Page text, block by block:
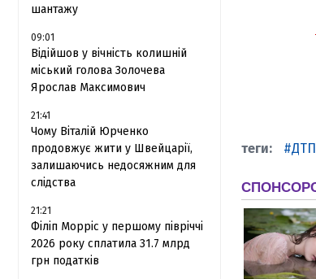
шантажу
09:01
Відійшов у вічність колишній
міський голова Золочева
Ярослав Максимович
21:41
Чому Віталій Юрченко
продовжує жити у Швейцарії,
залишаючись недосяжним для
слідства
21:21
Філіп Морріс у першому півріччі
2026 року сплатила 31.7 млрд
грн податків
ДТП